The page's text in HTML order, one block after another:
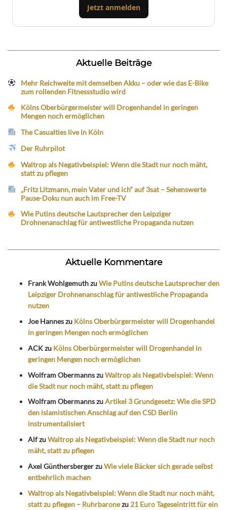
Jetzt anmelden
Aktuelle Beiträge
Mehr Reichweite mit demselben Akku – oder wie das E-Bike
zum rollenden Fitnessstudio wird
Kölns Oberbürgermeister will Drogenhandel in geringen
Mengen noch ermöglichen
The Casualties live in Köln
Der Ruhrpilot
Waltrop als Negativbeispiel: Wenn die Stadt nur noch mäht,
statt zu pflegen
„Fritz Litzmann, mein Vater und ich“ auf 3sat – Sehenswerte
Pause-Doku nun auch im Free-TV
Wie Putins deutsche Lautsprecher den Leipziger
Drohnenanschlag für antiwestliche Propaganda nutzen
Aktuelle Kommentare
Frank WohlgemuthzuWie Putins deutsche Lautsprecher den
Leipziger Drohnenanschlag für antiwestliche Propaganda
nutzen
Joe Hanneszu Kölns Oberbürgermeister will Drogenhandel
in geringen Mengen noch ermöglichen
ACKzu Kölns Oberbürgermeister will Drogenhandel in
geringen Mengen noch ermöglichen
Wolfram ObermannszuWaltrop als Negativbeispiel: Wenn
die Stadt nur noch mäht, statt zu pflegen
Wolfram ObermannszuArtikel 3 Grundgesetz: Wie die SPD
den islamistischen Anschlag auf den CSD Berlin
instrumentalisiert
AlfzuWaltrop als Negativbeispiel: Wenn die Stadt nur noch
mäht, statt zu pflegen
Axel GünthersbergerzuWie viele Bäcker sich gerade selbst
entbehrlich machen
Waltrop als Negativbeispiel: Wenn die Stadt nur noch mäht,
statt zu pflegen – Ruhrbaronezu 21 Euro Tageseintritt für ein